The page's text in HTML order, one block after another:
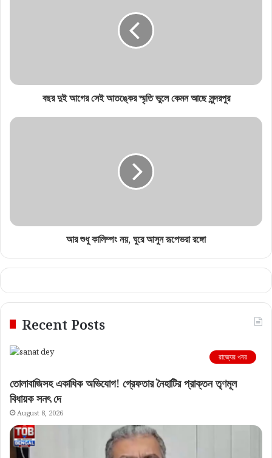
বছর দুই আগের সেই আতঙ্কের স্মৃতি ভুলে কেমন আছে সুন্দরপুর
আর শুধু কালিম্পং নয়, ঘুরে আসুন রূপেভরা রঙ্গো
Recent Posts
রাজ্যের খবর
তোলাবাজিসহ একাধিক অভিযোগ! গ্রেফতার নৈহাটির প্রাক্তন তৃণমূল
বিধায়ক সনৎ দে
August 8, 2026